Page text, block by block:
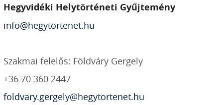
Hegyvidéki Helytörténeti Gyűjtemény
info@hegytortenet.hu
Szakmai felelős: Földváry Gergely
+36 70 360 2447
foldvary.gergely@hegytortenet.hu